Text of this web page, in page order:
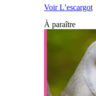
Voir L’escargot
À paraître